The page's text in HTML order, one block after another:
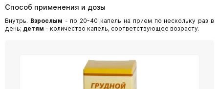
Способ применения и дозы
Внутрь. Взрослым - по 20-40 капель на прием по нескольку раз в
день; детям - количество капель, соответствующее возрасту.